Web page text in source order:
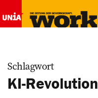
Schlagwort
KI-Revolution